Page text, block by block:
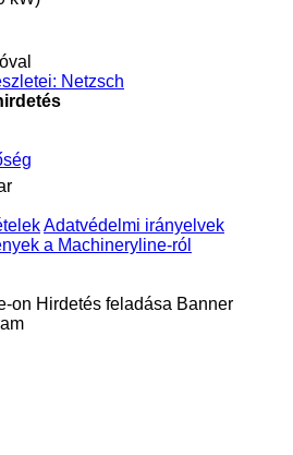
Netzsch
Adatvédelmi irányelvek
a Machineryline-ról
on Hirdetés feladása Banner